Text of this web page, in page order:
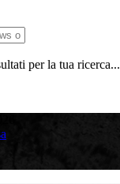
per la tua ricerca...